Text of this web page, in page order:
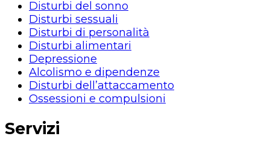
Disturbi del sonno
Disturbi sessuali
Disturbi di personalità
Disturbi alimentari
Depressione
Alcolismo e dipendenze
Disturbi dell’attaccamento
Ossessioni e compulsioni
Servizi